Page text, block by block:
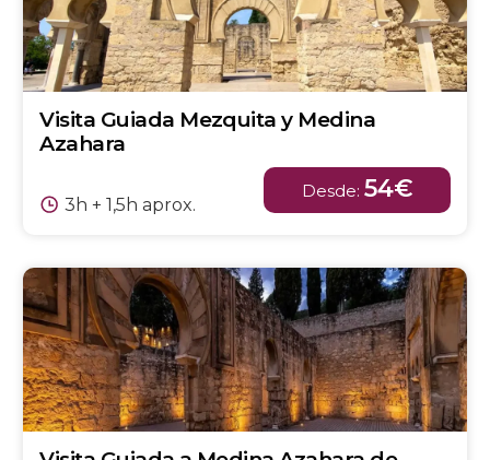
Visita Guiada Mezquita y Medina
Azahara
3h + 1,5h aprox.
Desde: 54€